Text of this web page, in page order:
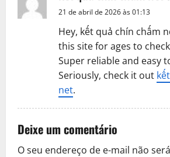
21 de abril de 2026 às 01:13
Hey, kết quả chín chấm
this site for ages to
Super reliable and easy
Seriously, check it out
net.
Deixe um comentário
O seu endereço de e-mail não